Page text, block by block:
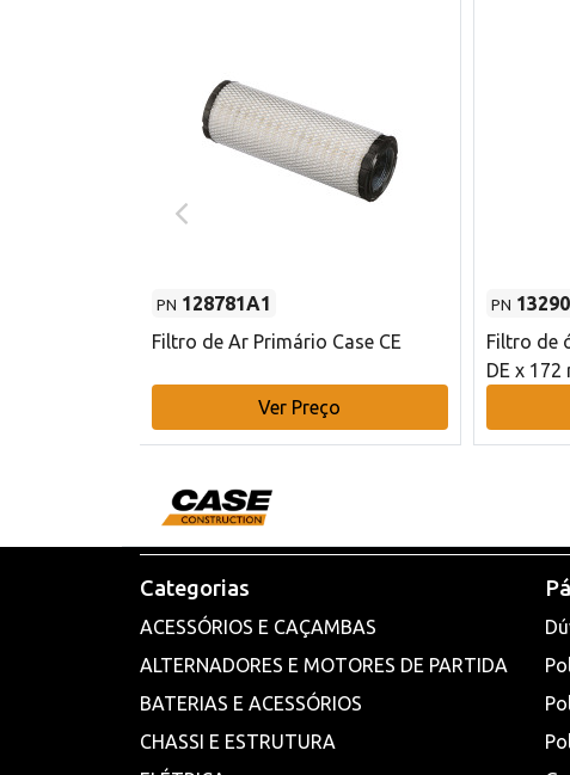
PN 128781A1
Filtro de Ar Primário Case CE
Ver Preço
PN
Filtro de
DE x 172
Categorias
ACESSÓRIOS E CAÇAMBAS
ALTERNADORES E MOTORES DE PARTIDA
BATERIAS E ACESSÓRIOS
CHASSI E ESTRUTURA